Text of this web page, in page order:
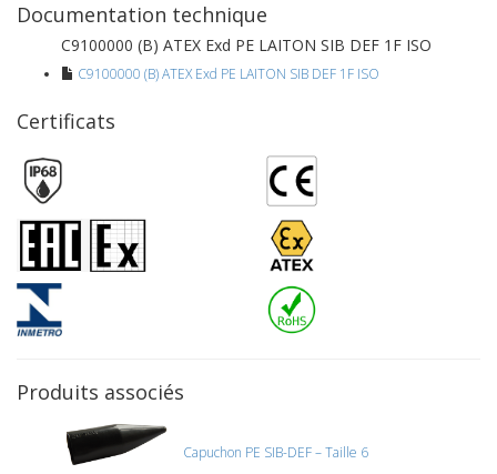
Documentation technique
C9100000 (B) ATEX Exd PE LAITON SIB DEF 1F ISO
C9100000 (B) ATEX Exd PE LAITON SIB DEF 1F ISO
Certificats
Produits associés
Capuchon PE SIB-DEF – Taille 6